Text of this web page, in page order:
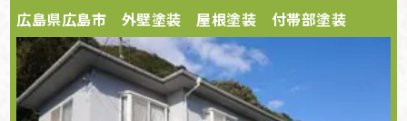
広島県広島市 外壁塗装 屋根塗装 付帯部塗装